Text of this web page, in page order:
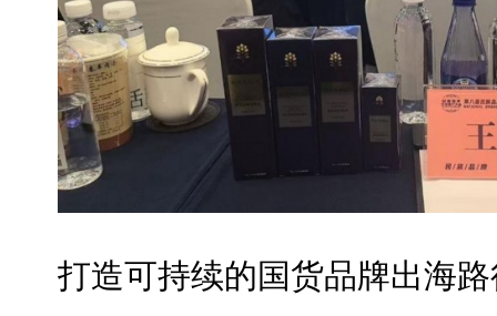
打造可持续的国货品牌出海